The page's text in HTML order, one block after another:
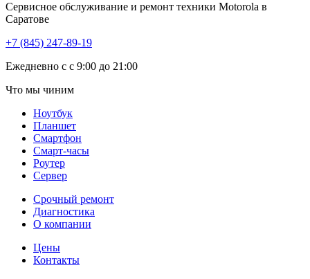
Сервисное обслуживание и ремонт техники Motorola в
Саратове
+7 (845) 247-89-19
Eжедневно с с 9:00 до 21:00
Что мы чиним
Ноутбук
Планшет
Смартфон
Смарт-часы
Роутер
Сервер
Срочный ремонт
Диагностика
О компании
Цены
Контакты